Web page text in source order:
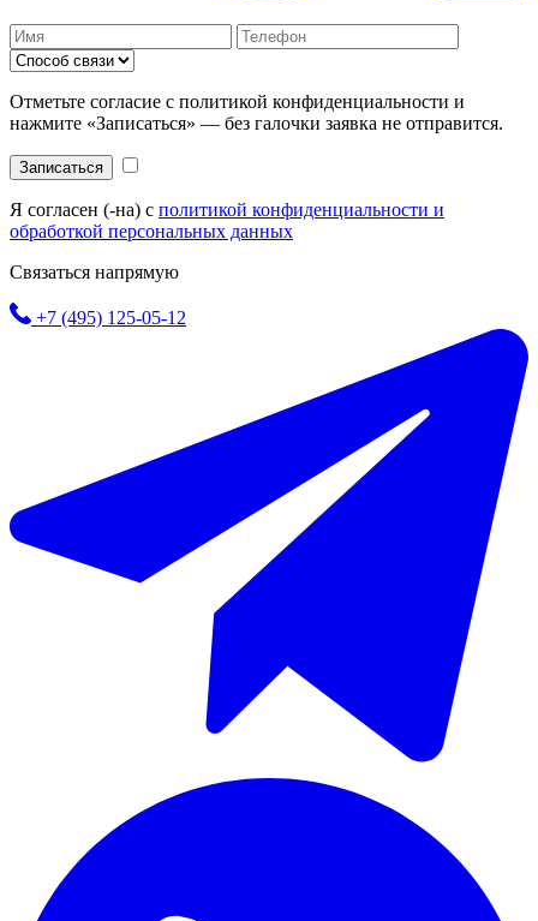
Отметьте согласие с политикой конфиденциальности и
нажмите «Записаться» — без галочки заявка не отправится.
Записаться
Я согласен (-на) с политикой конфиденциальности и
обработкой персональных данных
Связаться напрямую
+7 (495) 125-05-12